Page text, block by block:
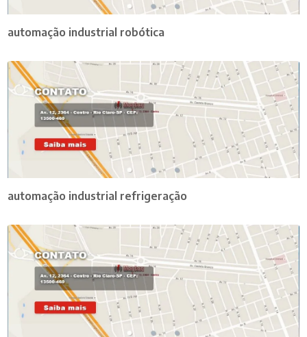
automação industrial robótica
automação industrial refrigeração